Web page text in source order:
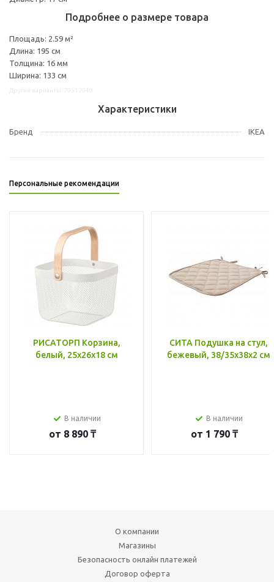
Подробнее о размере товара
Площадь: 2.59 м²
Длина: 195 см
Толщина: 16 мм
Ширина: 133 см
Характеристики
Бренд IKEA
Персональные рекомендации
РИСАТОРП Корзина,
белый, 25x26x18 см
В наличии
от 8 890 ₸
СИТА Подушка на стул,
бежевый, 38/35x38x2 см
В наличии
от 1 790 ₸
О компании
Магазины
Безопасность онлайн платежей
Договор оферта